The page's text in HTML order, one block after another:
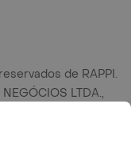
de RAPPI.
LTDA.,
SP CEP. 01414-